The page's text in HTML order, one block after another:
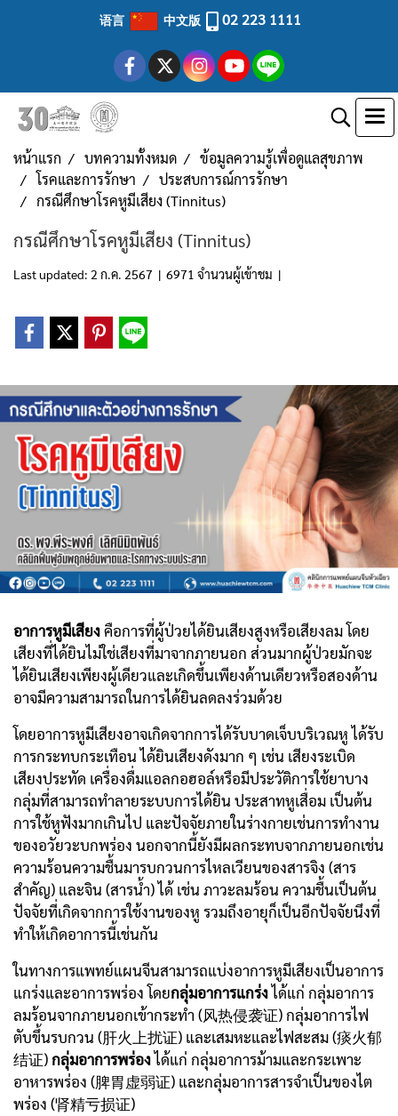
语言 中文版 02 223 1111
หน้าแรก บทความทั้งหมด
ข้อมูลความรู้เพื่อดูแลสุขภาพ
โรคและการรักษา
ประสบการณ์การรักษา
กรณีศึกษาโรคหูมีเสียง (Tinnitus)
กรณีศึกษาโรคหูมีเสียง (Tinnitus)
Last updated: 2 ก.ค. 2567 | 6971 จำนวนผู้เข้าชม |
อาการหูมีเสียงคือการที่ผู้ป่วยได้ยินเสียงสูงหรือเสียงลม โดย
เสียงที่ได้ยินไม่ใช่เสียงที่มาจากภายนอก ส่วนมากผู้ป่วยมักจะ
ได้ยินเสียงเพียงผู้เดียวและเกิดขึ้นเพียงด้านเดียวหรือสองด้าน
อาจมีความสามารถในการได้ยินลดลงร่วมด้วย
โดยอาการหูมีเสียงอาจเกิดจากการได้รับบาดเจ็บบริเวณหู ได้รับ
การกระทบกระเทือน ได้ยินเสียงดังมาก ๆ เช่น เสียงระเบิด
เสียงประทัด เครื่องดื่มแอลกอฮอล์หรือมีประวัติการใช้ยาบาง
กลุ่มที่สามารถทำลายระบบการได้ยิน ประสาทหูเสื่อม เป็นต้น
การใช้หูฟังมากเกินไป และปัจจัยภายในร่างกายเช่นการทำงาน
ของอวัยวะบกพร่อง นอกจากนี้ยังมีผลกระทบจากภายนอกเช่น
ความร้อนความชื้นมารบกวนการไหลเวียนของสารจิง (สาร
สำคัญ) และจิน (สารน้ำ) ได้ เช่น ภาวะลมร้อน ความชื้นเป็นต้น
ปัจจัยที่เกิดจากการใช้งานของหู รวมถึงอายุก็เป็นอีกปัจจัยนึงที่
ทำให้เกิดอาการนี้เช่นกัน
ในทางการแพทย์แผนจีนสามารถแบ่งอาการหูมีเสียงเป็นอาการ
แกร่งและอาการพร่อง โดยกลุ่มอาการแกร่งได้แก่ กลุ่มอาการ
ลมร้อนจากภายนอกเข้ากระทำ (风热侵袭证) กลุ่มอาการไฟ
ตับขึ้นรบกวน (肝火上扰证) และเสมหะและไฟสะสม (痰火郁
结证)กลุ่มอาการพร่องได้แก่ กลุ่มอาการม้ามและกระเพาะ
อาหารพร่อง (脾胃虚弱证) และกลุ่มอาการสารจำเป็นของไต
พร่อง (肾精亏损证)